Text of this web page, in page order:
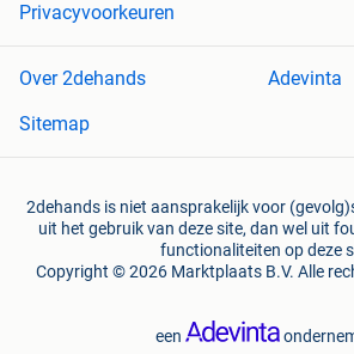
Privacyvoorkeuren
Over 2dehands
Adevinta
Sitemap
2dehands is niet aansprakelijk voor
uit het gebruik van deze site, dan wel uit
functionaliteiten op deze
Copyright © 2026 Marktplaats B.V. Alle
een